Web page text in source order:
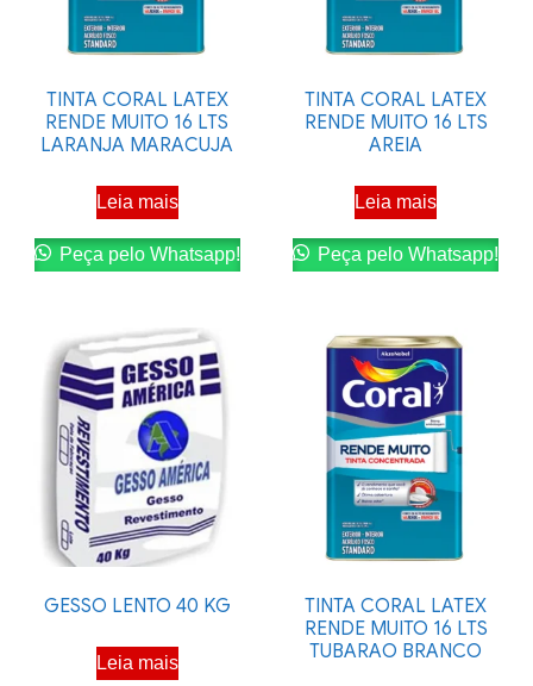
TINTA CORAL LATEX
RENDE MUITO 16 LTS
LARANJA MARACUJA
Leia mais
Peça pelo Whatsapp!
TINTA CORAL LATEX
RENDE MUITO 16 LTS
AREIA
Leia mais
Peça pelo Whatsapp!
GESSO LENTO 40 KG
Leia mais
TINTA CORAL LATEX
RENDE MUITO 16 LTS
TUBARAO BRANCO